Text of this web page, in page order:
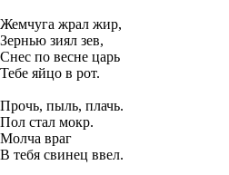
Жемчуга жрал жир,
Зернью зиял зев,
Снес по весне царь
Тебе яйцо в рот.
Прочь, пыль, плачь.
Пол стал мокр.
Молча враг
В тебя свинец ввел.